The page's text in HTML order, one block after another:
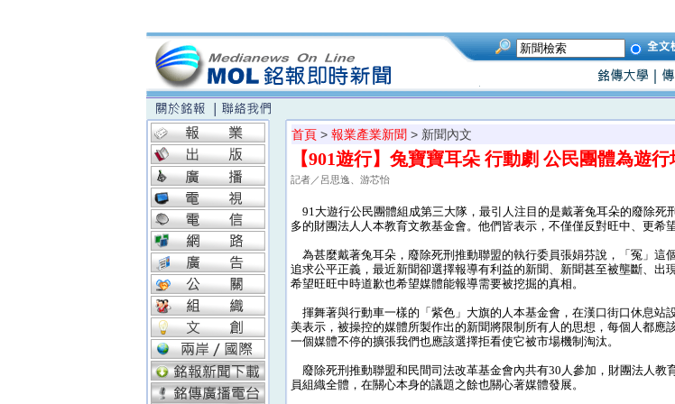
首頁 > 報業產業新聞 > 新聞內文
【901遊行】兔寶寶耳朵 行動劇 公民團體為遊
記者／呂思逸、游芯怡
91大遊行公民團體組成第三大隊，最引人注目的是戴著兔耳朵的廢除死
多的財團法人人本教育文教基金會。他們皆表示，不僅僅反對旺中、更希
為甚麼戴著兔耳朵，廢除死刑推動聯盟的執行委員張娟芬說，「冤」這
追求公平正義，最近新聞卻選擇報導有利益的新聞、新聞甚至被壟斷、出
希望旺旺中時道歉也希望媒體能報導需要被挖掘的真相。
揮舞著與行動車一樣的「紫色」大旗的人本基金會，在漢口街口休息站
美表示，被操控的媒體所製作出的新聞將限制所有人的思想，每個人都應
一個媒體不停的擴張我們也應該選擇拒看使它被市場機制淘汰。
廢除死刑推動聯盟和民間司法改革基金會內共有30人參加，財團法人教
員組織全體，在關心本身的議題之餘也關心著媒體發展。